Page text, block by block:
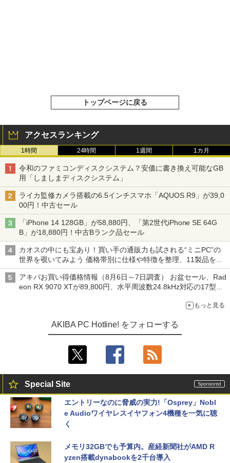
トップページに戻る
アクセスランキング
1時間 24時間 1週間 1カ月
令和のファミコンディスクシステム？安価に書き換え可能なGB
用「しましまディスクシステム」
ライカ監修カメラ搭載の6.5インチスマホ「AQUOS R9」が39,0
00円！中古セール
「iPhone 14 128GB」が58,880円、「第2世代iPhone SE 64G
B」が18,880円！中古Bランク品セール
カオスの中にも宝あり！買い手の通販力も試される“ミニPC”の
世界を覗いてみよう 価格帯別に仕様や特徴を整理、11製品をピ
ックアップ text by 石川 ひさよし
アキバお買い得価格情報（8月6日～7日調査） お盆セール、Rad
eon RX 9070 XTが89,800円、水平周波数24.8kHz対応の17型モ
もっと見る
AKIBA PC Hotline! をフォローする
Special Site
エントリーなのに脅威の実力!「Osprey」Nobl
e Audioワイヤレスイヤフォン4機種を一気に聴
く
メモリ32GBでも予算内。産経新聞社がAMD R
yzen搭載dynabookを2千台導入